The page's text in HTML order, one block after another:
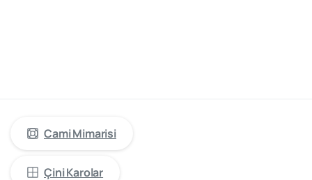
Cami Mimarisi
Çini Karolar